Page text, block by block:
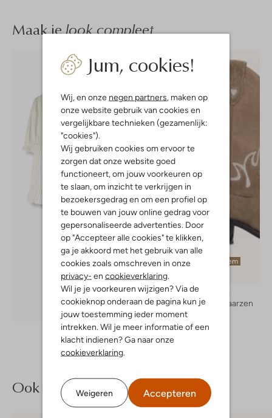
Jum, cookies!
Wij, en onze negen partners, maken op
onze website gebruik van cookies en
vergelijkbare technieken (gezamenlijk:
"cookies").
Wij gebruiken cookies om ervoor te
zorgen dat onze website goed
functioneert, om jouw voorkeuren op
te slaan, om inzicht te verkrijgen in
bezoekersgedrag en om een profiel op
te bouwen van jouw online gedrag voor
gepersonaliseerde advertenties. Door
op "Accepteer alle cookies" te klikken,
ga je akkoord met het gebruik van alle
cookies zoals omschreven in onze
privacy- en cookieverklaring.
Wil je je voorkeuren wijzigen? Via de
cookieknop onderaan de pagina kun je
jouw toestemming ieder moment
intrekken. Wil je meer informatie of een
klacht indienen? Ga naar onze
cookieverklaring.
Weigeren Accepteren
Maak jelook compleet
Ontdek de look
Laatste item
Moonrise
Cowboylaarzen
Ook iets voor jou?